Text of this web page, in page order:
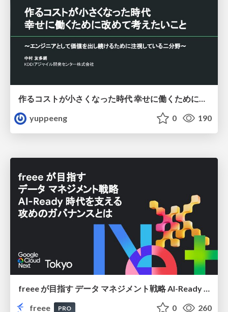
作るコストが小さくなった時代 幸せに働くために改めて考えたいこと 〜エンジニアとして価値を出し続けるために注視している二分野〜
yuppeeng
0 190
freee
PRO 0 260